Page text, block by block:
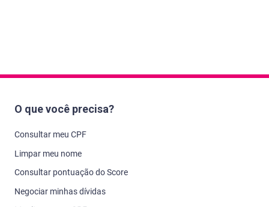
O que você precisa?
Consultar meu CPF
Limpar meu nome
Consultar pontuação do Score
Negociar minhas dívidas